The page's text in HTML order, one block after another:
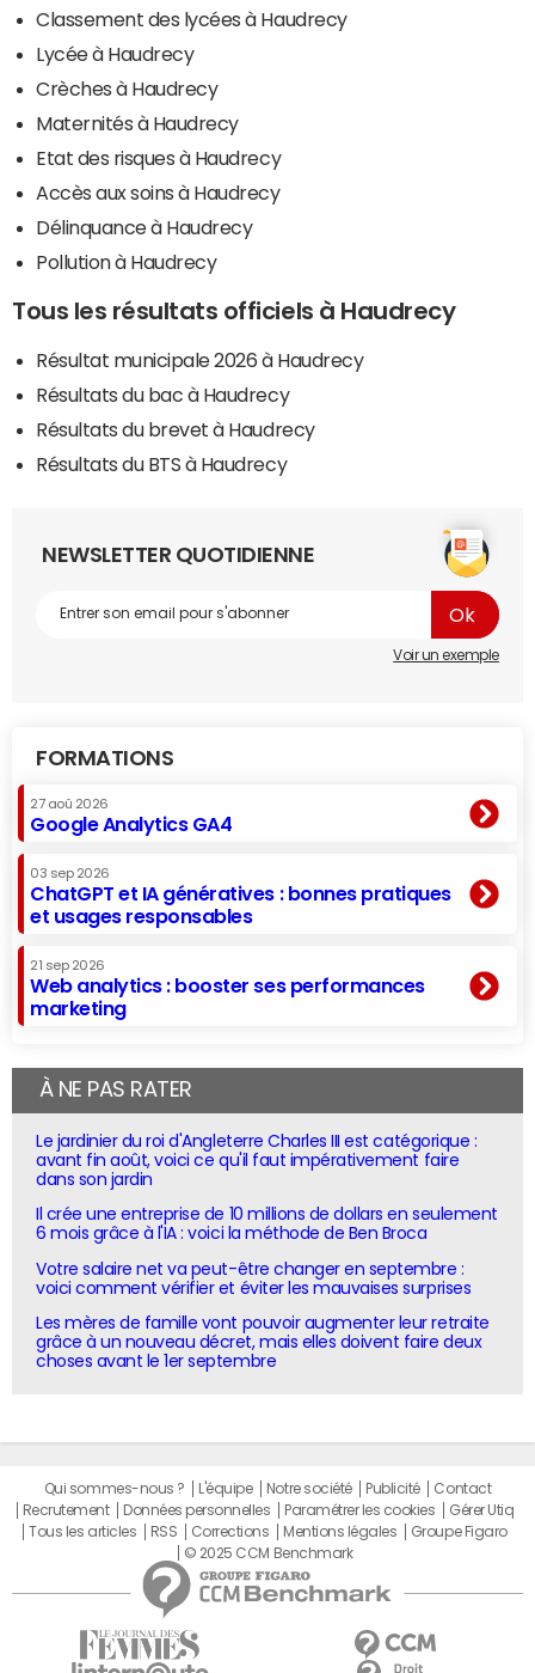
Classement des lycées à Haudrecy
Lycée à Haudrecy
Crèches à Haudrecy
Maternités à Haudrecy
Etat des risques à Haudrecy
Accès aux soins à Haudrecy
Délinquance à Haudrecy
Pollution à Haudrecy
Tous les résultats officiels à Haudrecy
Résultat municipale 2026 à Haudrecy
Résultats du bac à Haudrecy
Résultats du brevet à Haudrecy
Résultats du BTS à Haudrecy
NEWSLETTER QUOTIDIENNE
Voir un exemple
FORMATIONS
27 aoû 2026
Google Analytics GA4
03 sep 2026
ChatGPT et IA génératives : bonnes pratiques
et usages responsables
21 sep 2026
Web analytics : booster ses performances
marketing
À NE PAS RATER
Le jardinier du roi d'Angleterre Charles III est catégorique :
avant fin août, voici ce qu'il faut impérativement faire
dans son jardin
Il crée une entreprise de 10 millions de dollars en seulement
6 mois grâce à l'IA : voici la méthode de Ben Broca
Votre salaire net va peut-être changer en septembre :
voici comment vérifier et éviter les mauvaises surprises
Les mères de famille vont pouvoir augmenter leur retraite
grâce à un nouveau décret, mais elles doivent faire deux
choses avant le 1er septembre
Qui sommes-nous ? L'équipe Notre société Publicité
Contact
Recrutement
Données personnelles Paramétrer les cookies
Gérer Utiq
Tous les articles
RSS Corrections Mentions légales
Groupe Figaro
© 2025 CCM Benchmark